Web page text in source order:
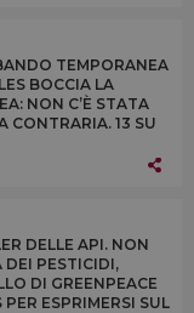
TEMPORANEA
BOCCIA LA
NON C’È STATA
CONTRARIA. 13 SU
DELLE API. NON
DEI PESTICIDI,
DI GREENPEACE
ESPRIMERSI SUL